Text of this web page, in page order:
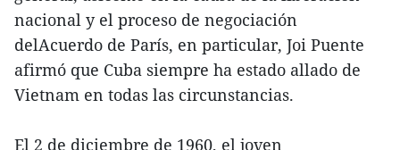
nacional y el proceso de negociación
delAcuerdo de París, en particular, Joi Puente
afirmó que Cuba siempre ha estado allado de
Vietnam en todas las circunstancias.
El 2 de diciembre de 1960, el joven